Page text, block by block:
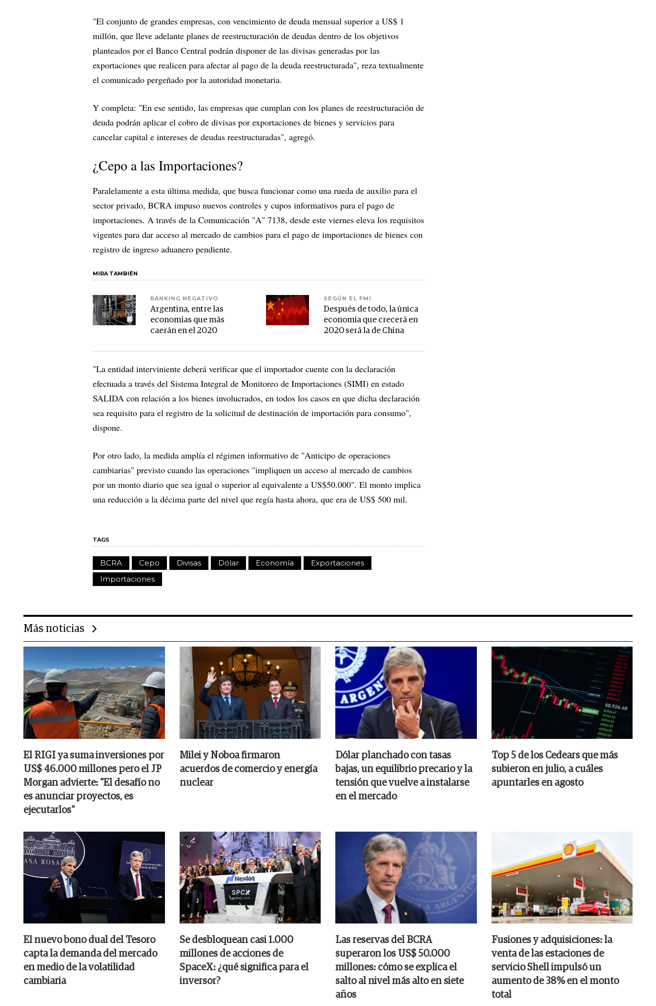
"El conjunto de grandes empresas, con vencimiento de deuda mensual superior a US$ 1
millón, que lleve adelante planes de reestructuración de deudas dentro de los objetivos
planteados por el Banco Central podrán disponer de las divisas generadas por las
exportaciones que realicen para afectar al pago de la deuda reestructurada", reza textualmente
el comunicado pergeñado por la autoridad monetaria.
Y completa: "En ese sentido, las empresas que cumplan con los planes de reestructuración de
deuda podrán aplicar el cobro de divisas por exportaciones de bienes y servicios para
cancelar capital e intereses de deudas reestructuradas", agregó.
¿Cepo a las Importaciones?
Paralelamente a esta última medida, que busca funcionar como una rueda de auxilio para el
sector privado, BCRA impuso nuevos controles y cupos informativos para el pago de
importaciones. A través de la Comunicación "A" 7138, desde este viernes eleva los requisitos
vigentes para dar acceso al mercado de cambios para el pago de importaciones de bienes con
registro de ingreso aduanero pendiente.
MIRA TAMBIÉN
RÁNKING NEGATIVO
Argentina, entre las
economías que más
caerán en el 2020
SEGÚN EL FMI
Después de todo, la única
economía que crecerá en
2020 será la de China
"La entidad interviniente deberá verificar que el importador cuente con la declaración
efectuada a través del Sistema Integral de Monitoreo de Importaciones (SIMI) en estado
SALIDA con relación a los bienes involucrados, en todos los casos en que dicha declaración
sea requisito para el registro de la solicitud de destinación de importación para consumo",
dispone.
Por otro lado, la medida amplía el régimen informativo de "Anticipo de operaciones
cambiarias" previsto cuando las operaciones "impliquen un acceso al mercado de cambios
por un monto diario que sea igual o superior al equivalente a US$50.000". El monto implica
una reducción a la décima parte del nivel que regía hasta ahora, que era de US$ 500 mil.
TAGS
BCRA Cepo Divisas Dólar Economía
Exportaciones
Importaciones
Más noticias
El RIGI ya suma inversiones por
US$ 46.000 millones pero el JP
Morgan advierte: "El desafío no
es anunciar proyectos, es
ejecutarlos"
Milei y Noboa firmaron
acuerdos de comercio y energía
nuclear
Dólar planchado con tasas
bajas, un equilibrio precario y la
tensión que vuelve a instalarse
en el mercado
Top 5 de los Cedears que más
subieron en julio, a cuáles
apuntarles en agosto
El nuevo bono dual del Tesoro
capta la demanda del mercado
en medio de la volatilidad
cambiaria
Se desbloquean casi 1.000
millones de acciones de
SpaceX: ¿qué significa para el
inversor?
Las reservas del BCRA
superaron los US$ 50.000
millones: cómo se explica el
salto al nivel más alto en siete
años
Fusiones y adquisiciones: la
venta de las estaciones de
servicio Shell impulsó un
aumento de 38% en el monto
total